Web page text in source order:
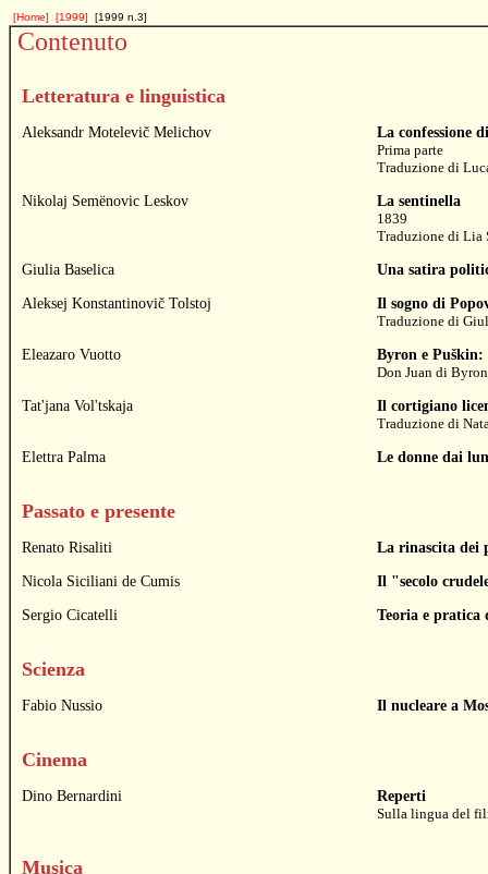
[Home] [1999] [1999 n.3]
Contenuto
Letteratura e linguistica
Aleksandr Motelevič Melichov
La confessione
Prima parte
Traduzione di
Nikolaj Semënovic Leskov
La sentinella
1839
Traduzione di Lia
Giulia Baselica Una satira
Aleksej Konstantinovič Tolstoj
Il sogno di
Traduzione di
Eleazaro Vuotto
Byron e Puškin:
Don Juan di
Tat'jana Vol'tskaja
Il cortigiano
Traduzione di
Elettra Palma Le donne dai
Passato e presente
Renato Risaliti La rinascita dei
Nicola Siciliani de Cumis Il "secolo
Sergio Cicatelli Teoria e pratica
Scienza
Fabio Nussio Il nucleare a
Cinema
Dino Bernardini
Reperti
Sulla lingua del
Musica